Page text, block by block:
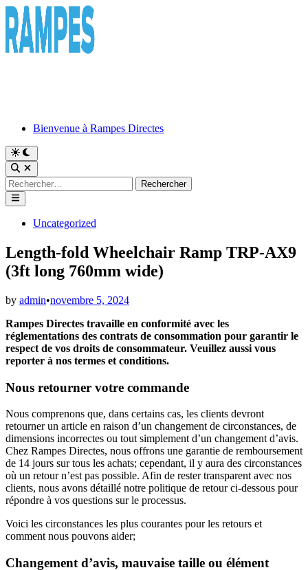
Skip
content
Bienvenue à Rampes Directes
Switch
to
dark
mode
Open
Search
Rechercher :
Main
Menu
PostedUncategorized
Length-fold Wheelchair Ramp TRP-AX9
(3ft long 760mm wide)
by admin•novembre 5, 2024
Rampes Directes travaille en conformité avec les
réglementations des contrats de consommation pour garantir le
respect de vos droits de consommateur. Veuillez aussi vous
reporter à nos termes et conditions.
Nous retourner votre commande
Nous comprenons que, dans certains cas, les clients devront
retourner un article en raison d’un changement de circonstances, de
dimensions incorrectes ou tout simplement d’un changement d’avis.
Chez Rampes Directes, nous offrons une garantie de remboursement
de 14 jours sur tous les achats; cependant, il y aura des circonstances
où un retour n’est pas possible. Afin de rester transparent avec nos
clients, nous avons détaillé notre politique de retour ci-dessous pour
répondre à vos questions sur le processus.
Voici les circonstances les plus courantes pour les retours et
comment nous pouvons aider;
Changement d’avis, mauvaise taille ou élément